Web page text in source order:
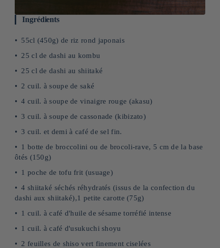
Ingrédients
55cl (450g) de riz rond japonais
25 cl de dashi au kombu
25 cl de dashi au shiitaké
2 cuil. à soupe de saké
4 cuil. à soupe de vinaigre rouge (akasu)
3 cuil. à soupe de cassonade (kibizato)
3 cuil. et demi à café de sel fin.
1 botte de broccolini ou de brocoli-rave, 5 cm de la base
ôtés (150g)
1 poche de tofu frit (usuage)
4 shiitaké séchés réhydratés (issus de la confection du
dashi aux shiitaké),1 petite carotte (75g)
1 cuil. à café d'huile de sésame torréfié intense
1 cuil. à café d'usukuchi shoyu
2 feuilles de shiso vert finement ciselées